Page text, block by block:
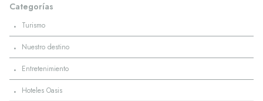
Categorías
· Turismo
· Nuestro destino
· Entretenimiento
· Hoteles Oasis